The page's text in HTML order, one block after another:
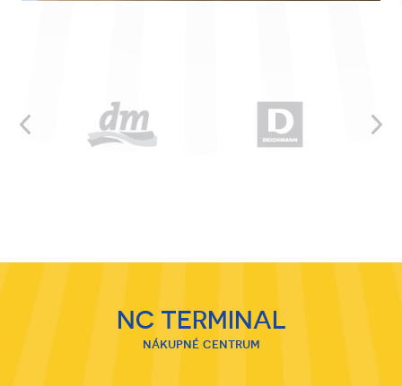
NC TERMINAL
nákupné centrum